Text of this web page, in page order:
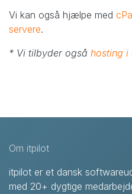
Vi kan også hjælpe med
servere.
* Vi tilbyder også hosting i
Om itpilot
itpilot er et dansk
med 20+ dygtige